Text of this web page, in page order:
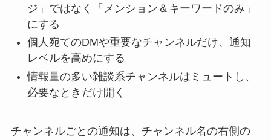
ジ」ではなく「メンション＆キーワードのみ」
にする
個人宛てのDMや重要なチャンネルだけ、通知
レベルを高めにする
情報量の多い雑談系チャンネルはミュートし、
必要なときだけ開く
チャンネルごとの通知は、チャンネル名の右側の